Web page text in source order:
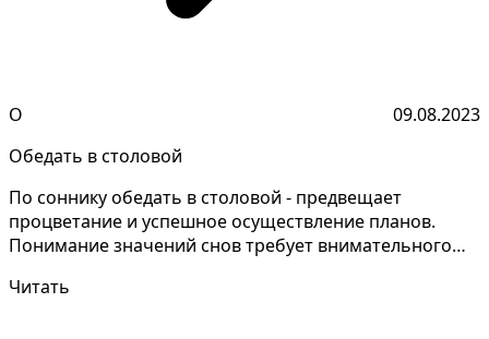
О
09.08.2023
Обедать в столовой
По соннику обедать в столовой - предвещает
процветание и успешное осуществление планов.
Понимание значений снов требует внимательного
Читать